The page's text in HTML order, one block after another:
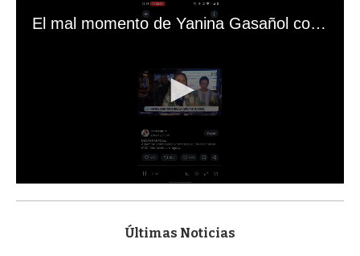
El mal momento de Yanina Gasañol con un hincha argentino en "Subrayado"
s
Últimas Noticias